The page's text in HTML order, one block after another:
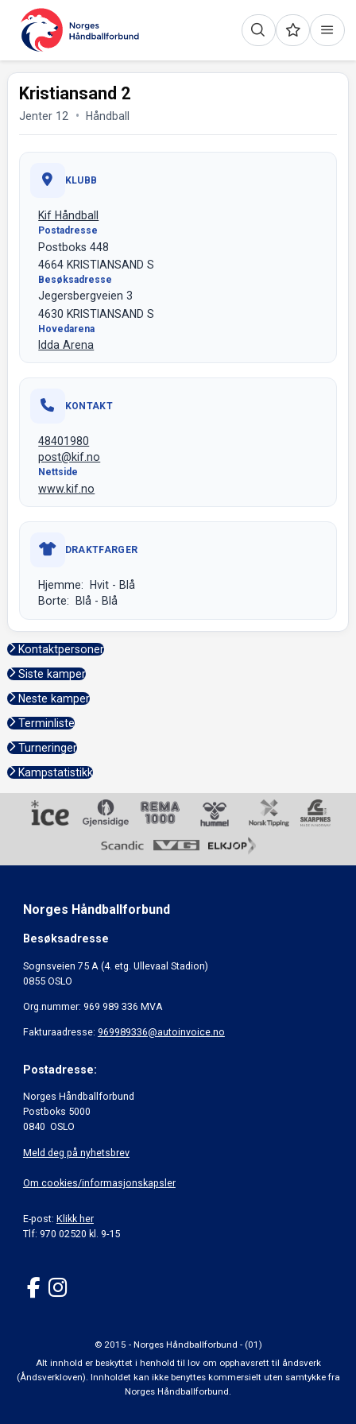
Kristiansand 2
Jenter 12 Håndball
KLUBB
Kif Håndball
Postadresse
Postboks 448
4664 KRISTIANSAND S
Besøksadresse
Jegersbergveien 3
4630 KRISTIANSAND S
Hovedarena
Idda Arena
KONTAKT
48401980
post@kif.no
Nettside
www.kif.no
DRAKTFARGER
Hjemme: Hvit - Blå
Borte: Blå - Blå
Kontaktpersoner
Siste kamper
Neste kamper
Terminliste
Turneringer
Kampstatistikk
Norges Håndballforbund
Besøksadresse
Sognsveien 75 A (4. etg. Ullevaal Stadion)
0855 OSLO
Org.nummer: 969 989 336 MVA
Fakturaadresse: 969989336@autoinvoice.no
Postadresse:
Norges Håndballforbund
Postboks 5000
0840 OSLO
Meld deg på nyhetsbrev
Om cookies/informasjonskapsler
E-post: Klikk her
Tlf: 970 02520 kl. 9-15
© 2015 - Norges Håndballforbund - (01)
Alt innhold er beskyttet i henhold til lov om opphavsrett til åndsverk
(Åndsverkloven). Innholdet kan ikke benyttes kommersielt uten samtykke fra
Norges Håndballforbund.